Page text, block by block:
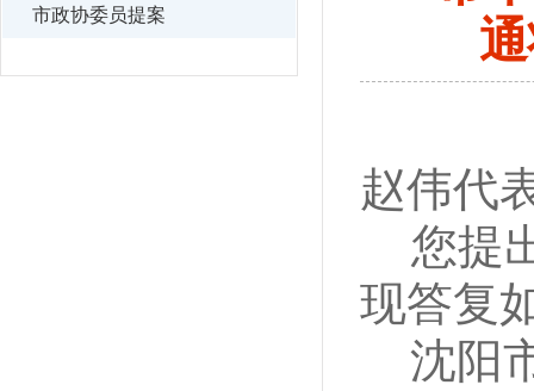
市政协委员提案
赵伟代
您提
现答复
沈阳